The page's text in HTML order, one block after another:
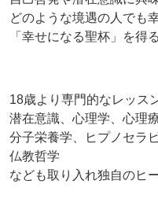
どのような境遇の人でも
「幸せになる聖杯」を得
18歳より専門的なレッス
潜在意識、心理学、心理
分子栄養学、ヒプノセラ
仏教哲学
なども取り入れ独自のヒ